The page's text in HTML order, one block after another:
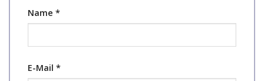
Name *
E-Mail *